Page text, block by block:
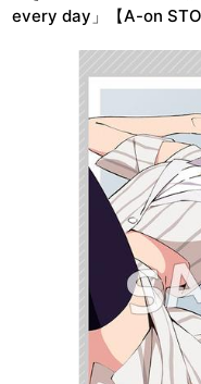
every day」【A-on